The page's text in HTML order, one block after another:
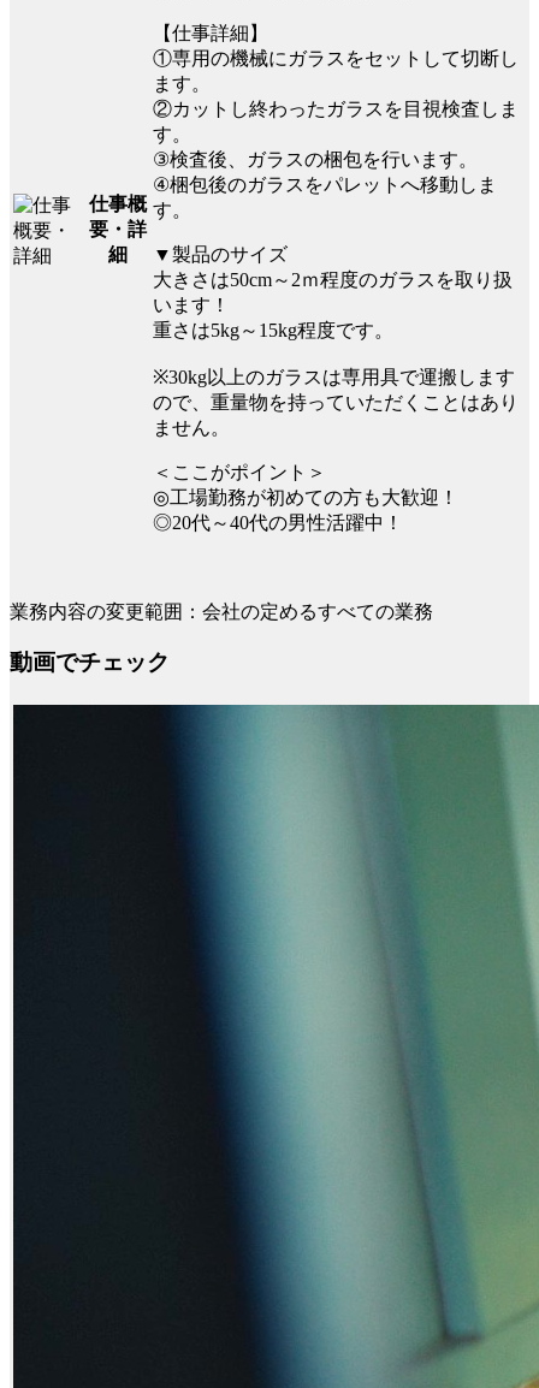
仕事概
要・詳
細
【仕事詳細】
①専用の機械にガラスをセットして切断し
ます。
②カットし終わったガラスを目視検査しま
す。
③検査後、ガラスの梱包を行います。
④梱包後のガラスをパレットへ移動しま
す。
▼製品のサイズ
大きさは50cm～2ｍ程度のガラスを取り扱
います！
重さは5kg～15kg程度です。
※30kg以上のガラスは専用具で運搬します
ので、重量物を持っていただくことはあり
ません。
＜ここがポイント＞
◎工場勤務が初めての方も大歓迎！
◎20代～40代の男性活躍中！
業務内容の変更範囲：会社の定めるすべての業務
動画でチェック